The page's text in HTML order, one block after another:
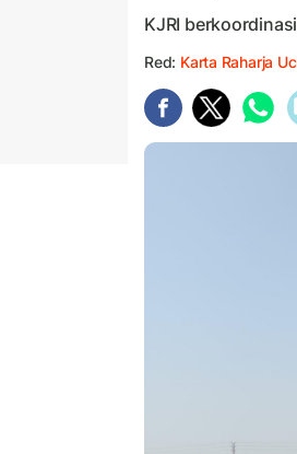
KJRI
Red: Karta Raharja